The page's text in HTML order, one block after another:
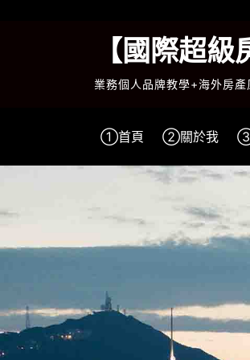
【國際超
業務個人品牌教學+海外房產
①首頁 ②關於我 ③